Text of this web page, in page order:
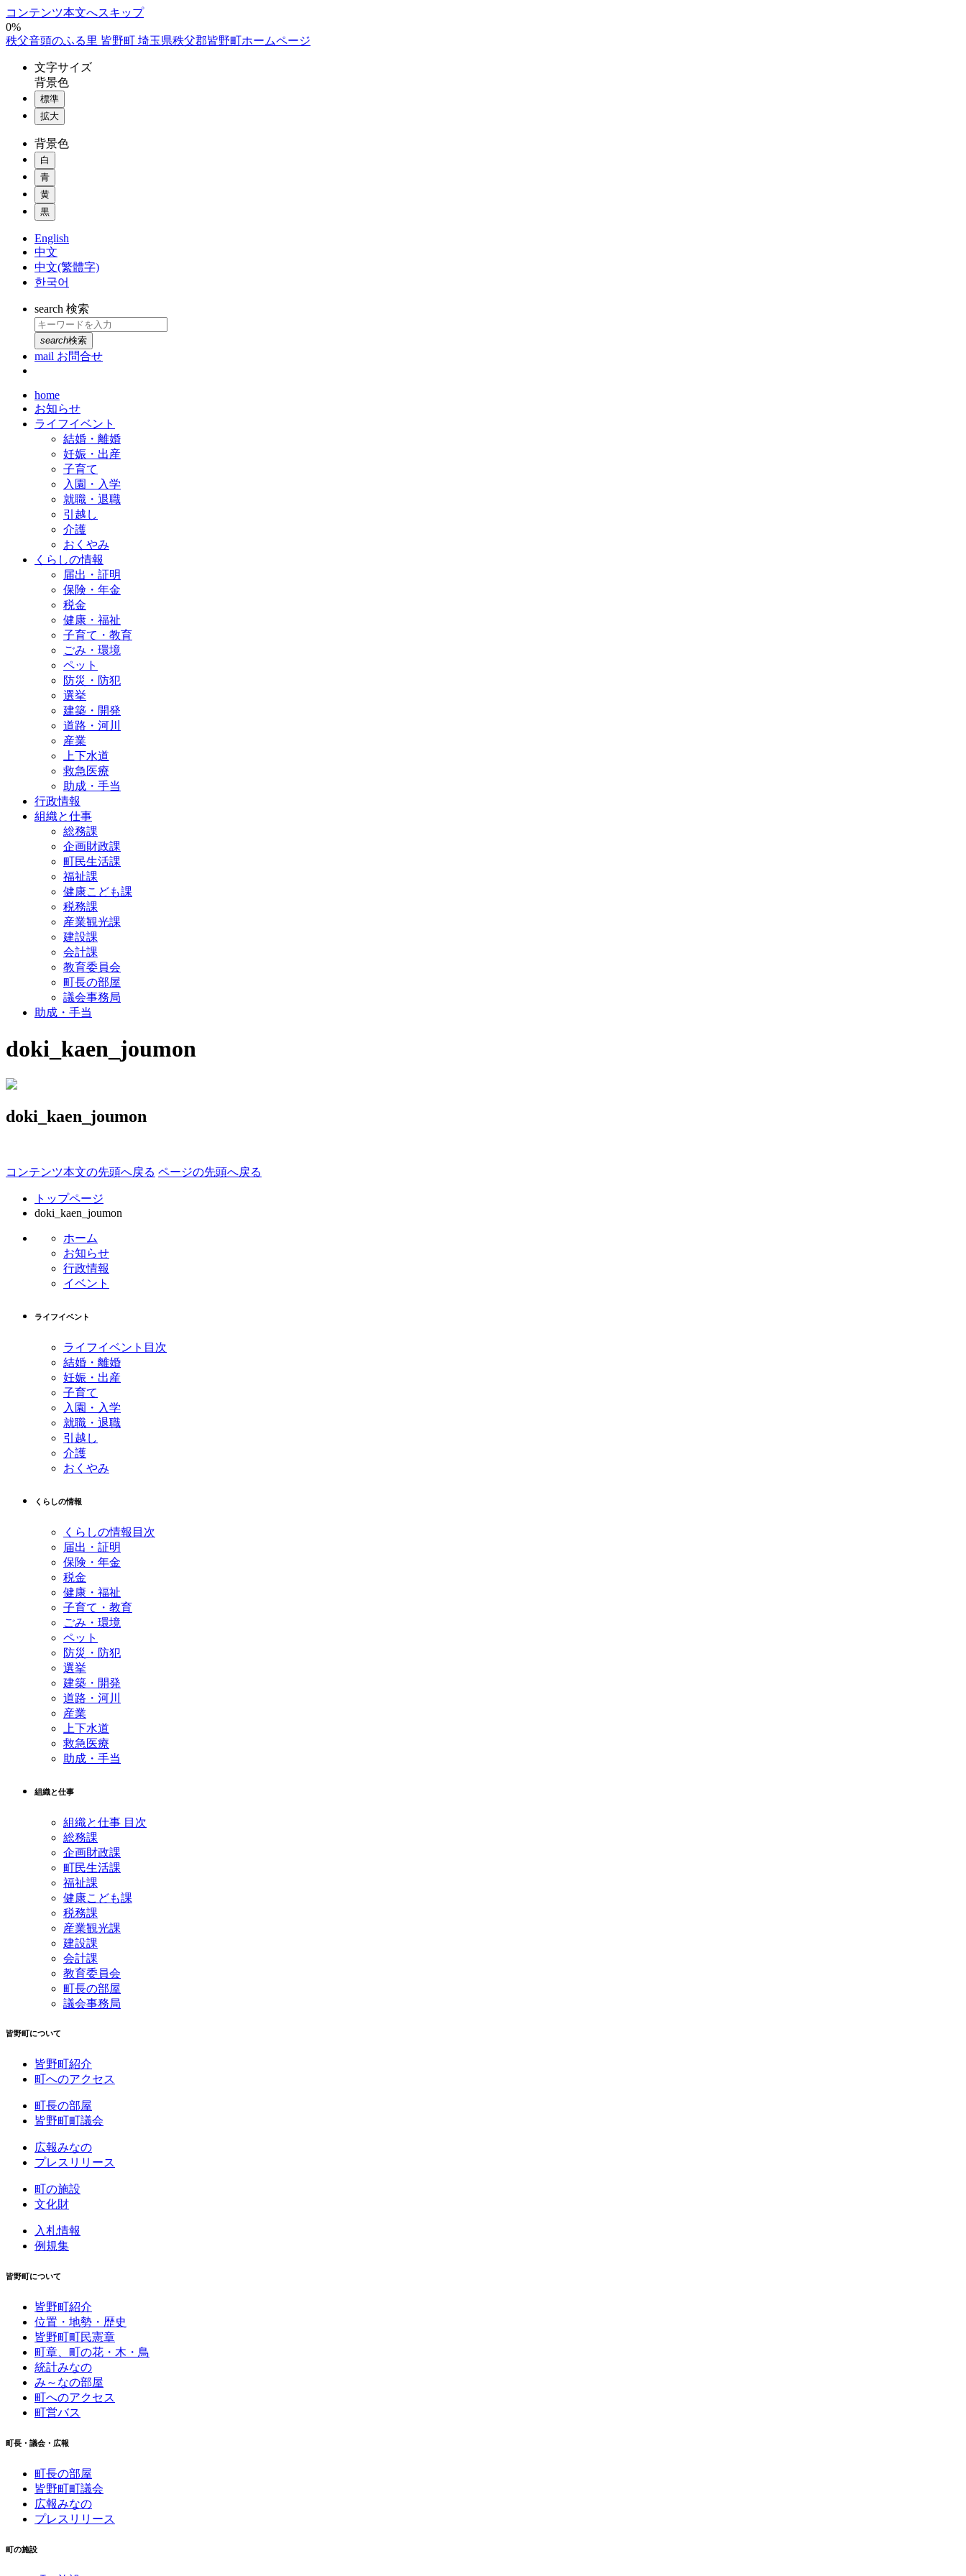
コンテンツ本文へスキップ
0%
秩父音頭のふる里 皆野町 埼玉県秩父郡皆野町ホームページ
文字サイズ
背景色
標準
拡大
背景色
白
青
黄
黒
English
中文
中文(繁體字)
한국어
search 検索
search検索
mail お問合せ
home
お知らせ
ライフイベント
結婚・離婚
妊娠・出産
子育て
入園・入学
就職・退職
引越し
介護
おくやみ
くらしの情報
届出・証明
保険・年金
税金
健康・福祉
子育て・教育
ごみ・環境
ペット
防災・防犯
選挙
建築・開発
道路・河川
産業
上下水道
救急医療
助成・手当
行政情報
組織と仕事
総務課
企画財政課
町民生活課
福祉課
健康こども課
税務課
産業観光課
建設課
会計課
教育委員会
町長の部屋
議会事務局
助成・手当
doki_kaen_joumon
doki_kaen_joumon
コンテンツ本文の先頭へ戻る ページの先頭へ戻る
トップページ
doki_kaen_joumon
ホーム
お知らせ
行政情報
イベント
ライフイベント
ライフイベント目次
結婚・離婚
妊娠・出産
子育て
入園・入学
就職・退職
引越し
介護
おくやみ
くらしの情報
くらしの情報目次
届出・証明
保険・年金
税金
健康・福祉
子育て・教育
ごみ・環境
ペット
防災・防犯
選挙
建築・開発
道路・河川
産業
上下水道
救急医療
助成・手当
組織と仕事
組織と仕事 目次
総務課
企画財政課
町民生活課
福祉課
健康こども課
税務課
産業観光課
建設課
会計課
教育委員会
町長の部屋
議会事務局
皆野町について
皆野町紹介
町へのアクセス
町長の部屋
皆野町町議会
広報みなの
プレスリリース
町の施設
文化財
入札情報
例規集
皆野町について
皆野町紹介
位置・地勢・歴史
皆野町町民憲章
町章、町の花・木・鳥
統計みなの
み～なの部屋
町へのアクセス
町営バス
町長・議会・広報
町長の部屋
皆野町町議会
広報みなの
プレスリリース
町の施設